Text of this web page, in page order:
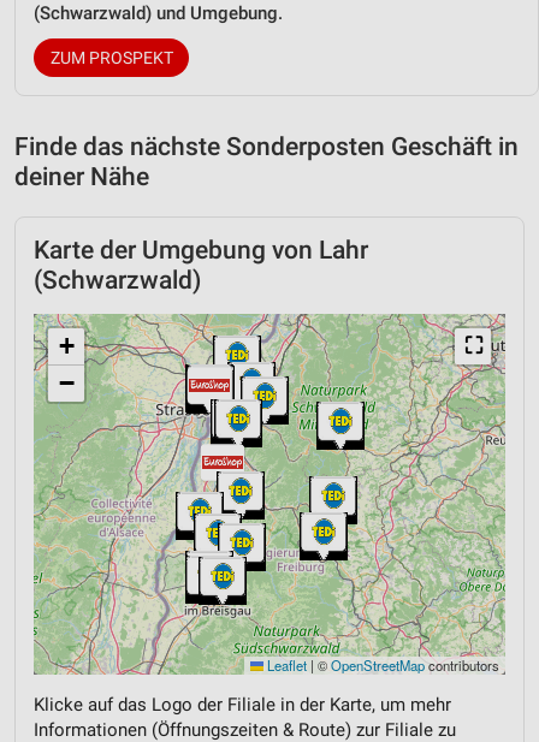
(Schwarzwald) und Umgebung.
ZUM PROSPEKT
Finde das nächste Sonderposten Geschäft in
deiner Nähe
Karte der Umgebung von Lahr
(Schwarzwald)
⛶
+
−
Leaflet | ©OpenStreetMapcontributors
Klicke auf das Logo der Filiale in der Karte, um mehr
Informationen (Öffnungszeiten & Route) zur Filiale zu